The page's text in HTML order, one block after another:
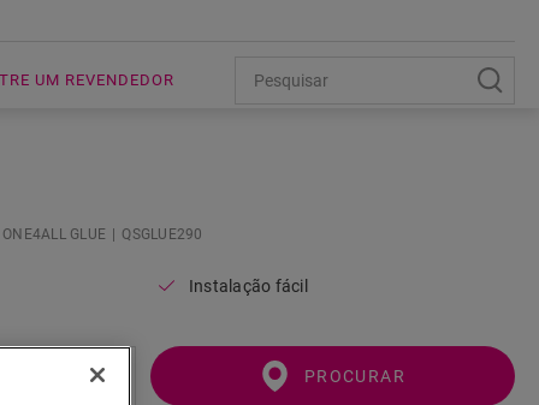
UM REVENDEDOR
ONE4ALL GLUE QSGLUE290
Instalação fácil
PROCURAR